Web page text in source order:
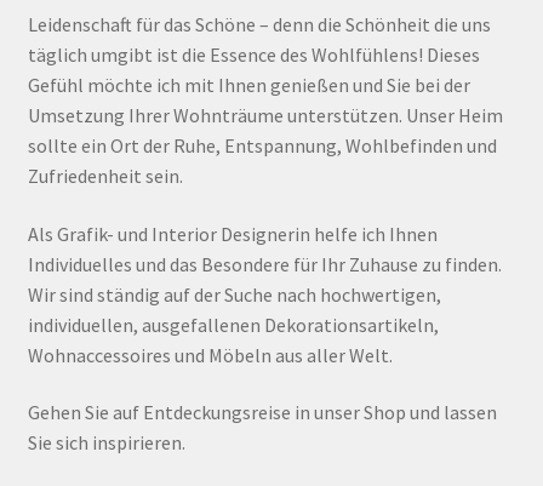
Leidenschaft für das Schöne – denn die Schönheit die uns
täglich umgibt ist die Essence des Wohlfühlens! Dieses
Gefühl möchte ich mit Ihnen genießen und Sie bei der
Umsetzung Ihrer Wohnträume unterstützen. Unser Heim
sollte ein Ort der Ruhe, Entspannung, Wohlbefinden und
Zufriedenheit sein.
Als Grafik- und Interior Designerin helfe ich Ihnen
Individuelles und das Besondere für Ihr Zuhause zu finden.
Wir sind ständig auf der Suche nach hochwertigen,
individuellen, ausgefallenen Dekorationsartikeln,
Wohnaccessoires und Möbeln aus aller Welt.
Gehen Sie auf Entdeckungsreise in unser Shop und lassen
Sie sich inspirieren.